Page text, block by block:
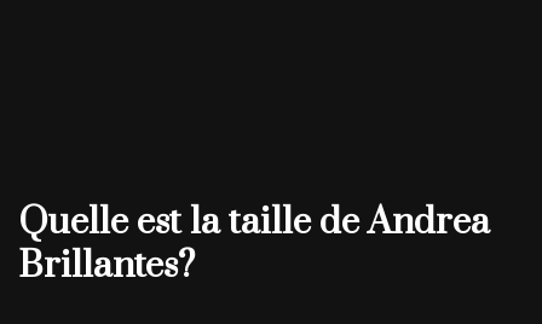
Quelle est la taille de Andrea
Brillantes?